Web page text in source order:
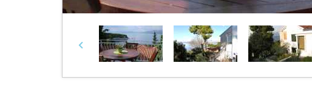
Previous